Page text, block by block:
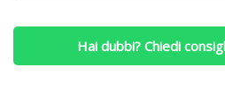
Hai dubbi? Chiedi